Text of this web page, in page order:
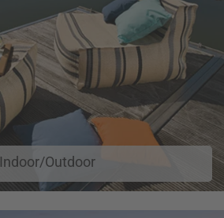
Indoor/Outdoor